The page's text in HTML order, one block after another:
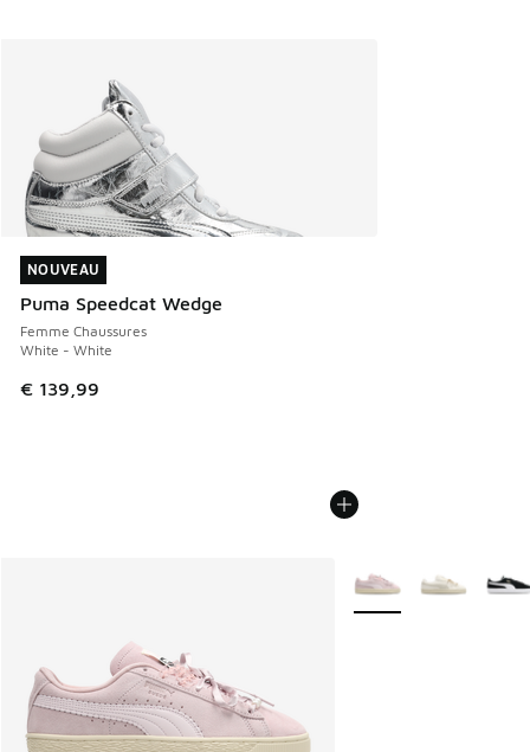
NOUVEAU
Puma Speedcat Wedge
Femme Chaussures
White - White
€ 139,99
NOUVEAU
Plus de couleurs